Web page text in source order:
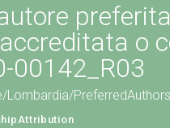
o
00142_R03